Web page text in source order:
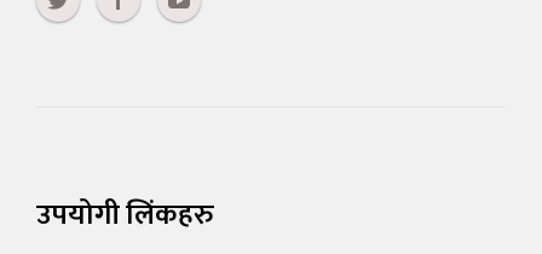
उपयोगी लिंकहरु